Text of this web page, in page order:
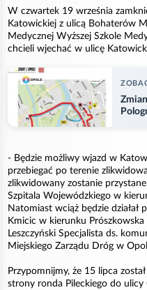
W czwartek 19 września
Katowickiej z ulicą Bohaterów
Medycznej Wyższej Szkole
chcieli wjechać w ulicę
- Będzie możliwy wjazd w
przebiegać po terenie
zlikwidowany zostanie
Szpitala Wojewódzkiego w
Natomiast wciąż będzie
Kmicic w kierunku
Leszczyński Specjalista ds.
Miejskiego Zarządu Dróg w
Przypomnijmy, że 15 lipca
strony ronda Pileckiego do ulicy